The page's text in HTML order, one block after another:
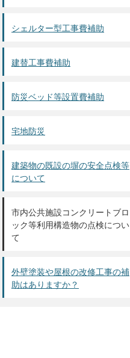
シェルター型工事費補助
建替工事費補助
防災ベッド等設置費補助
宅地防災
建築物の既設の塀の安全点検等
について
市内公共施設コンクリートブロ
ック等利用構造物の点検につい
て
外壁塗装や屋根の改修工事の補
助はありますか？